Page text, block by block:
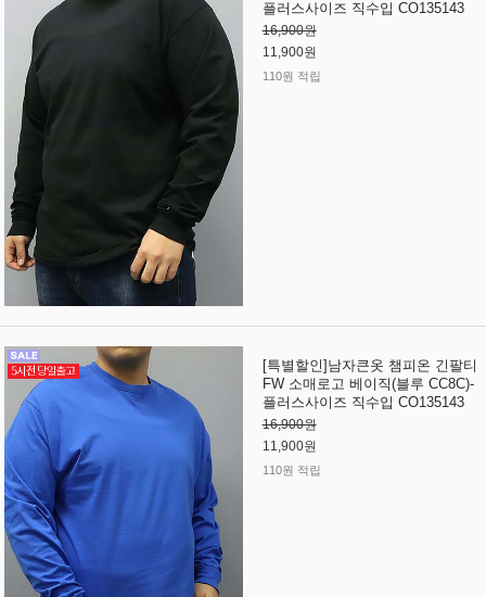
플러스사이즈 직수입 CO135143
16,900원
11,900원
110원 적립
[특별할인]남자큰옷 챔피온 긴팔티
FW 소매로고 베이직(블루 CC8C)-
플러스사이즈 직수입 CO135143
16,900원
11,900원
110원 적립